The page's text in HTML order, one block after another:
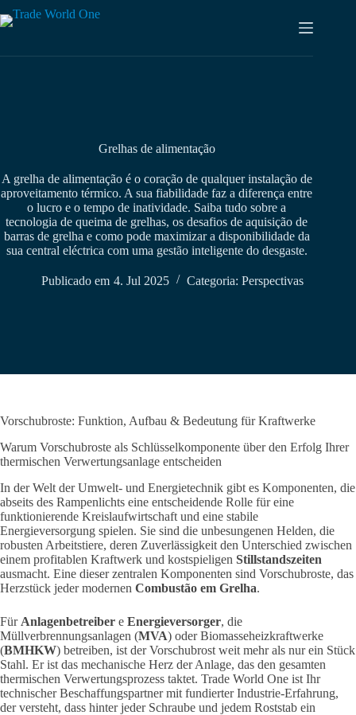
para
Grelhas de alimentação
A grelha de alimentação é o coração de qualquer instalação de
aproveitamento térmico. A sua fiabilidade faz a diferença entre
o lucro e o tempo de inatividade. Saiba tudo sobre a
tecnologia de queima de grelhas, os desafios de aquisição de
barras de grelha e como pode maximizar a disponibilidade da
sua central eléctrica com uma gestão inteligente do desgaste.
Publicado em 4. Jul 2025 Categoria: Perspectivas
Vorschubroste: Funktion, Aufbau & Bedeutung für Kraftwerke
Warum Vorschubroste als Schlüsselkomponente über den Erfolg Ihrer
thermischen Verwertungsanlage entscheiden
In der Welt der Umwelt- und Energietechnik gibt es Komponenten, die
abseits des Rampenlichts eine entscheidende Rolle für eine
funktionierende Kreislaufwirtschaft und eine stabile
Energieversorgung spielen. Sie sind die unbesungenen Helden, die
robusten Arbeitstiere, deren Zuverlässigkeit den Unterschied zwischen
einem profitablen Kraftwerk und kostspieligen Stillstandszeiten
ausmacht. Eine dieser zentralen Komponenten sind Vorschubroste, das
Herzstück jeder modernen Combustão em Grelha.
Für Anlagenbetreiber e Energieversorger, die
Müllverbrennungsanlagen (MVA) oder Biomasseheizkraftwerke
(BMHKW) betreiben, ist der Vorschubrost weit mehr als nur ein Stück
Stahl. Er ist das mechanische Herz der Anlage, das den gesamten
thermischen Verwertungsprozess taktet. Trade World One ist Ihr
technischer Beschaffungspartner mit fundierter Industrie-Erfahrung,
der versteht, dass hinter jeder Schraube und jedem Roststab ein